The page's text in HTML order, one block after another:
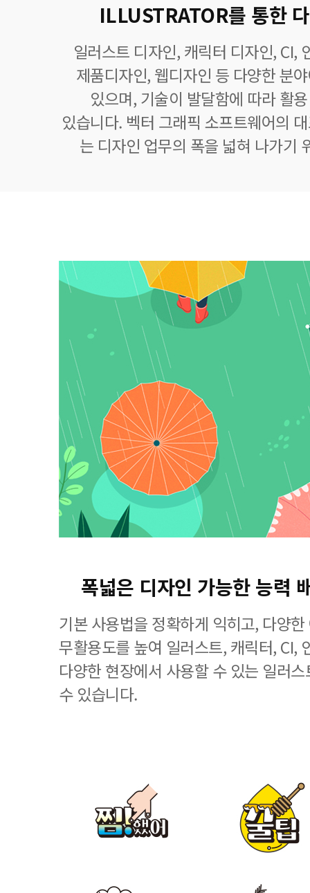
ILLUSTRATOR를 통한
일러스트 디자인, 캐릭터 디자인, CI,
제품디자인, 웹디자인 등 다양한 분
있으며, 기술이 발달함에 따라 활
있습니다. 벡터 그래픽 소프트웨어의
는 디자인 업무의 폭을 넓혀 나가기
폭넓은 디자인 가능한 능력
기본 사용법을 정확하게 익히고, 다양
무활용도를 높여 일러스트, 캐릭터, CI,
다양한 현장에서 사용할 수 있는 일러
수 있습니다.